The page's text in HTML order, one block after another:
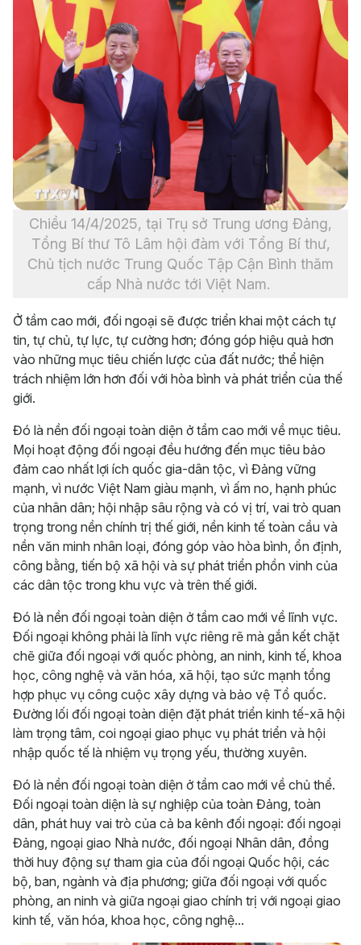
Chiều 14/4/2025, tại Trụ sở Trung ương Đảng,
Tổng Bí thư Tô Lâm hội đàm với Tổng Bí thư,
Chủ tịch nước Trung Quốc Tập Cận Bình thăm
cấp Nhà nước tới Việt Nam.
Ở tầm cao mới, đối ngoại sẽ được triển khai một cách tự
tin, tự chủ, tự lực, tự cường hơn; đóng góp hiệu quả hơn
vào những mục tiêu chiến lược của đất nước; thể hiện
trách nhiệm lớn hơn đối với hòa bình và phát triển của thế
giới.
Đó là nền đối ngoại toàn diện ở tầm cao mới về mục tiêu.
Mọi hoạt động đối ngoại đều hướng đến mục tiêu bảo
đảm cao nhất lợi ích quốc gia-dân tộc, vì Đảng vững
mạnh, vì nước Việt Nam giàu mạnh, vì ấm no, hạnh phúc
của nhân dân; hội nhập sâu rộng và có vị trí, vai trò quan
trọng trong nền chính trị thế giới, nền kinh tế toàn cầu và
nền văn minh nhân loại, đóng góp vào hòa bình, ổn định,
công bằng, tiến bộ xã hội và sự phát triển phồn vinh của
các dân tộc trong khu vực và trên thế giới.
Đó là nền đối ngoại toàn diện ở tầm cao mới về lĩnh vực.
Đối ngoại không phải là lĩnh vực riêng rẽ mà gắn kết chặt
chẽ giữa đối ngoại với quốc phòng, an ninh, kinh tế, khoa
học, công nghệ và văn hóa, xã hội, tạo sức mạnh tổng
hợp phục vụ công cuộc xây dựng và bảo vệ Tổ quốc.
Đường lối đối ngoại toàn diện đặt phát triển kinh tế-xã hội
làm trọng tâm, coi ngoại giao phục vụ phát triển và hội
nhập quốc tế là nhiệm vụ trọng yếu, thường xuyên.
Đó là nền đối ngoại toàn diện ở tầm cao mới về chủ thể.
Đối ngoại toàn diện là sự nghiệp của toàn Đảng, toàn
dân, phát huy vai trò của cả ba kênh đối ngoại: đối ngoại
Đảng, ngoại giao Nhà nước, đối ngoại Nhân dân, đồng
thời huy động sự tham gia của đối ngoại Quốc hội, các
bộ, ban, ngành và địa phương; giữa đối ngoại với quốc
phòng, an ninh và giữa ngoại giao chính trị với ngoại giao
kinh tế, văn hóa, khoa học, công nghệ...